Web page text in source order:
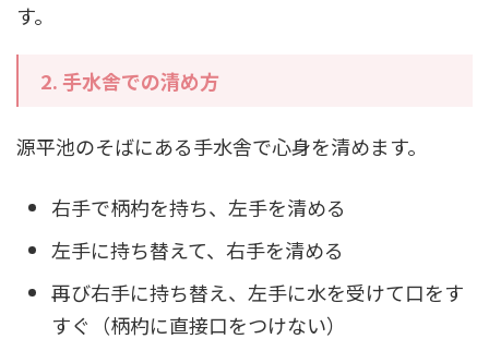
す。
2. 手水舎での清め方
源平池のそばにある手水舎で心身を清めます。
右手で柄杓を持ち、左手を清める
左手に持ち替えて、右手を清める
再び右手に持ち替え、左手に水を受けて口をす
すぐ（柄杓に直接口をつけない）